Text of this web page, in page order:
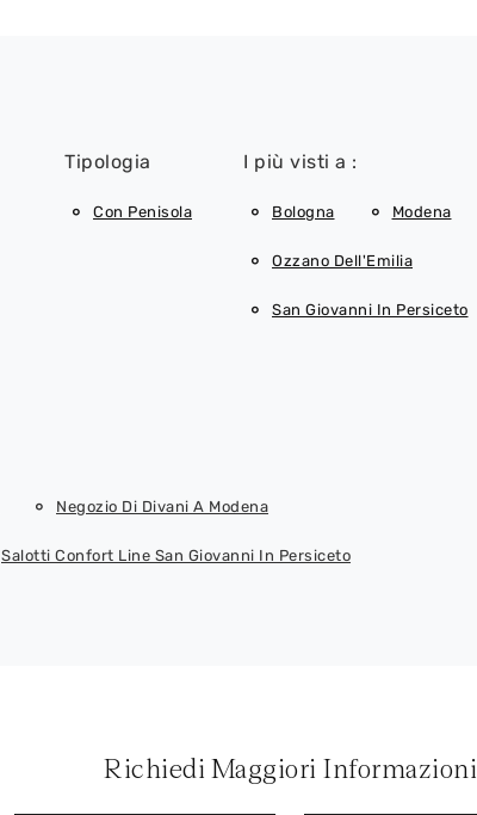
Tipologia
Con Penisola
I più visti a :
Bologna Modena
Ozzano Dell'Emilia
San Giovanni In Persiceto
Negozio Di Divani A Modena
Salotti Confort Line San Giovanni In Persiceto
Richiedi Maggiori Informazioni